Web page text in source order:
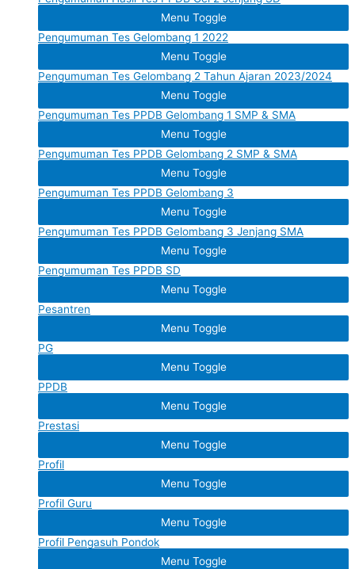
Menu Toggle
Pengumuman Tes Gelombang 1 2022
Menu Toggle
Pengumuman Tes Gelombang 2 Tahun Ajaran 2023/2024
Menu Toggle
Pengumuman Tes PPDB Gelombang 1 SMP & SMA
Menu Toggle
Pengumuman Tes PPDB Gelombang 2 SMP & SMA
Menu Toggle
Pengumuman Tes PPDB Gelombang 3
Menu Toggle
Pengumuman Tes PPDB Gelombang 3 Jenjang SMA
Menu Toggle
Pengumuman Tes PPDB SD
Menu Toggle
Pesantren
Menu Toggle
PG
Menu Toggle
PPDB
Menu Toggle
Prestasi
Menu Toggle
Profil
Menu Toggle
Profil Guru
Menu Toggle
Profil Pengasuh Pondok
Menu Toggle